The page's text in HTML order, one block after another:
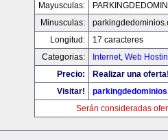
Mayusculas:
Minusculas:
Longitud:
17 caracteres
Categorias:
Internet, Web
Precio:
Realizar una
Visitar!
Serán consideradas